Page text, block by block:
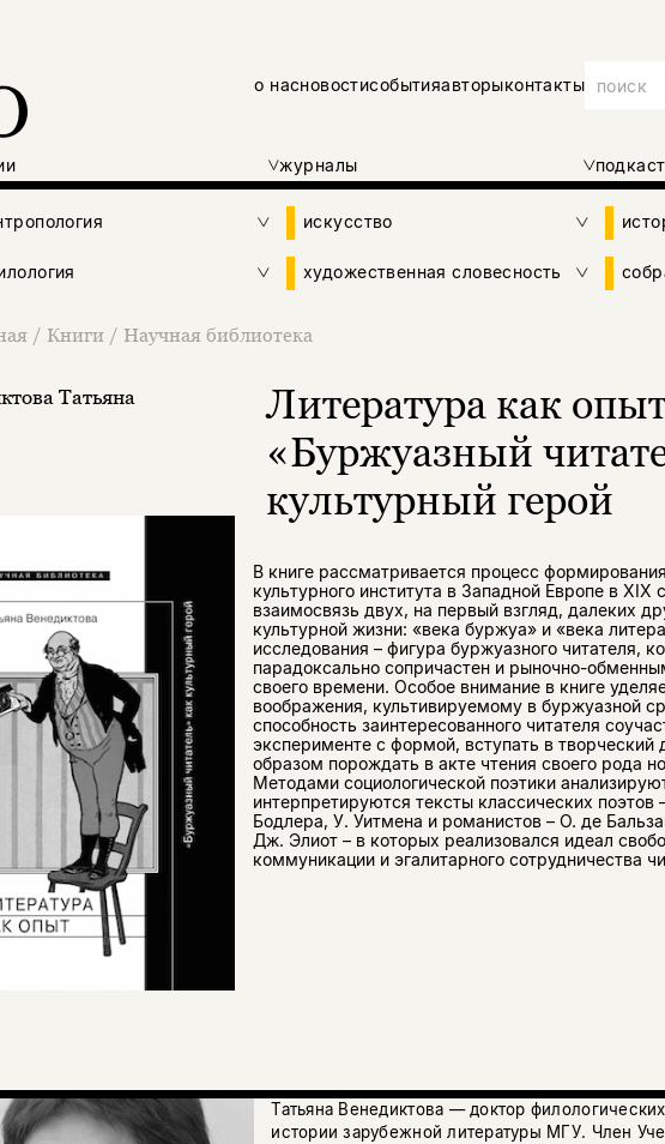
о насновостисобытияавторыконтакты
журналы
искусство
художественная словесность
/ Книги / Научная библиотека
Татьяна
Литература как
«Буржуазный
культурный герой
В книге рассматривается процесс
культурного института в Западной Европе в XIX
взаимосвязь двух, на первый взгляд, далеких
культурной жизни: «века буржуа» и «века
исследования – фигура буржуазного читателя,
парадоксально сопричастен и рыночно-
своего времени. Особое внимание в книге
воображения, культивируемому в буржуазной
способность заинтересованного читателя
эксперименте с формой, вступать в творческий
образом порождать в акте чтения своего рода
Методами социологической поэтики
интерпретируются тексты классических
Бодлера, У. Уитмена и романистов – О. де
Дж. Элиот – в которых реализовался идеал
коммуникации и эгалитарного сотрудничества
Татьяна Венедиктова — доктор
истории зарубежной литературы МГУ. Член